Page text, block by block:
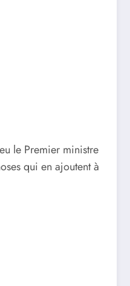
le Premier ministre
qui en ajoutent à